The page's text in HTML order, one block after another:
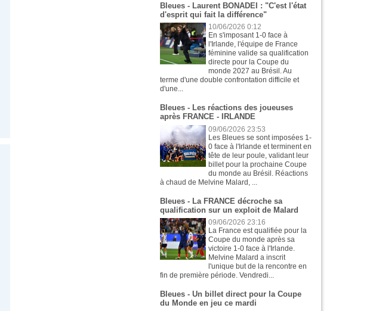
Bleues - Laurent BONADEI : "C'est l'état
d'esprit qui fait la différence"
10/06/2026 0:12
En s'imposant 1-0 face à
l'Irlande, l'équipe de France
féminine valide sa qualification
directe pour la Coupe du
monde 2027 au Brésil. Au
terme d'une double confrontation difficile et
d'une...
Bleues - Les réactions des joueuses
après FRANCE - IRLANDE
09/06/2026 23:53
Les Bleues se sont imposées 1-
0 face à l'Irlande et terminent en
tête de leur poule, validant leur
billet pour la prochaine Coupe
du monde au Brésil. Réactions
à chaud de Melvine Malard, ...
Bleues - La FRANCE décroche sa
qualification sur un exploit de Malard
09/06/2026 23:16
La France est qualifiée pour la
Coupe du monde après sa
victoire 1-0 face à l'Irlande.
Melvine Malard a inscrit
l'unique but de la rencontre en
fin de première période. Vendredi...
Bleues - Un billet direct pour la Coupe
du Monde en jeu ce mardi